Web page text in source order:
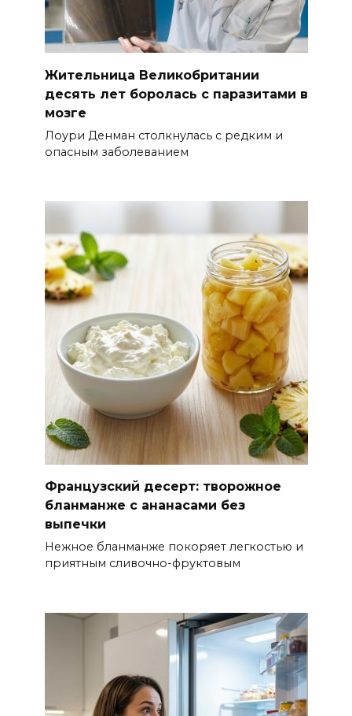
Жительница Великобритании
десять лет боролась с паразитами в
мозге
Лоури Денман столкнулась с редким и
опасным заболеванием
Французский десерт: творожное
бланманже с ананасами без
выпечки
Нежное бланманже покоряет легкостью и
приятным сливочно-фруктовым